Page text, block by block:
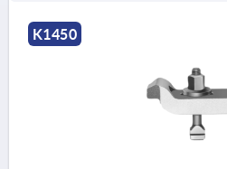
K1450